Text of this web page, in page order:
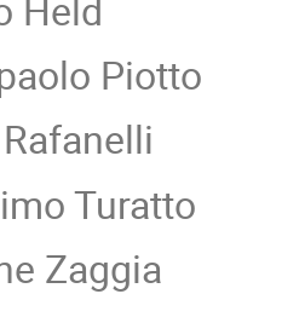
Piotto
Turatto
Zaggia